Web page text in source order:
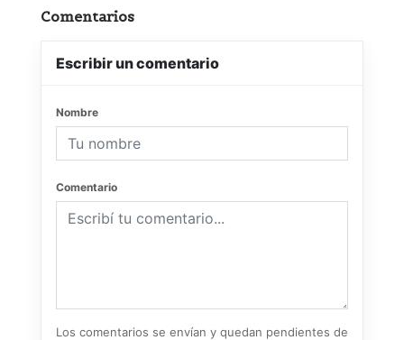
Comentarios
Escribir un comentario
Nombre
Comentario
Los comentarios se envían y quedan pendientes de